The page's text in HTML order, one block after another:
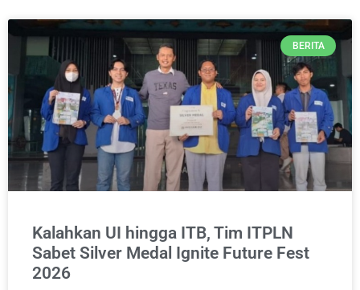
BERITA
Kalahkan UI hingga ITB, Tim ITPLN
Sabet Silver Medal Ignite Future Fest
2026